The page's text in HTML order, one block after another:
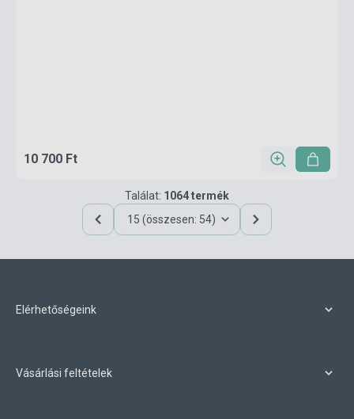
10 700 Ft
Találat: 1064 termék
15 (összesen: 54)
Elérhetőségeink
Vásárlási feltételek